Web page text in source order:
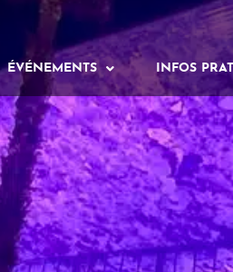
ÉVÉNEMENTS INFOS